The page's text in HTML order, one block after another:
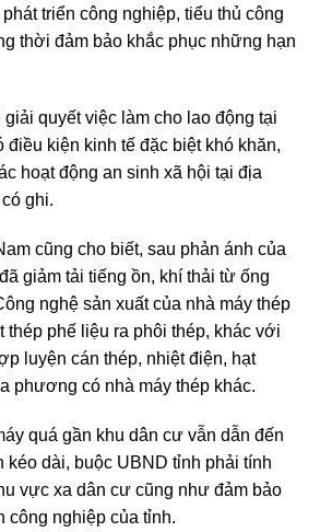
triển công nghiệp, tiểu thủ công
thời đảm bảo khắc phục những hạn
quyết việc làm cho lao động tại
điều kiện kinh tế đặc biệt khó khăn,
hoạt động an sinh xã hội tại địa
ghi.
cũng cho biết, sau phản ánh của
giảm tải tiếng ồn, khí thải từ ống
nghệ sản xuất của nhà máy thép
thép phế liệu ra phôi thép, khác với
luyện cán thép, nhiệt điện, hạt
phương có nhà máy thép khác.
quá gần khu dân cư vẫn dẫn đến
kéo dài, buộc UBND tỉnh phải tính
vực xa dân cư cũng như đảm bảo
công nghiệp của tỉnh.